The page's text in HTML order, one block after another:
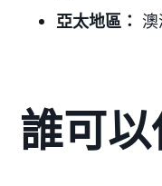
亞太地區： 澳
誰可